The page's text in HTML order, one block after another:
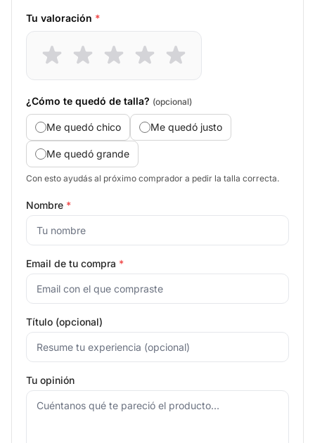
Tu valoración *
¿Cómo te quedó de talla? (opcional)
Me quedó chico Me quedó justo
Me quedó grande
Con esto ayudás al próximo comprador a pedir la talla correcta.
Nombre *
Email de tu compra *
Título (opcional)
Tu opinión